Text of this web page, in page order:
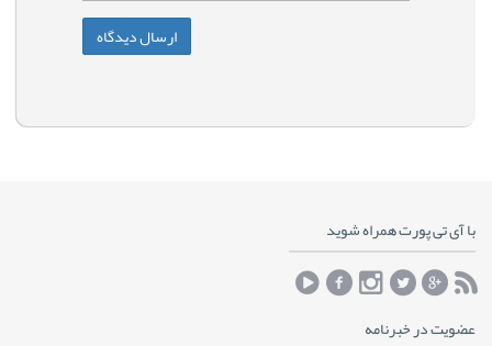
با آی تی پورت همراه شوید
عضویت در خبرنامه